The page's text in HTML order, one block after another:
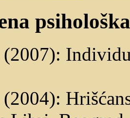
(2007):
(2004):